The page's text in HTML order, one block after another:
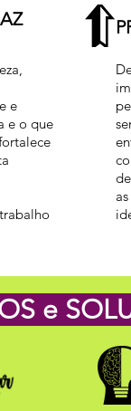
e
e o que
e